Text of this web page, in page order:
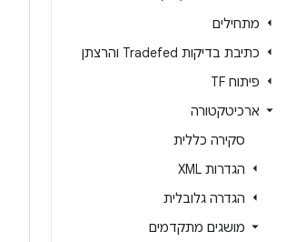
מתחילים
כתיבת בדיקות Tradefed והרצתן
פיתוח TF
ארכיטקטורה
סקירה כללית
הגדרות XML
הגדרה גלובלית
מושגים מתקדמים